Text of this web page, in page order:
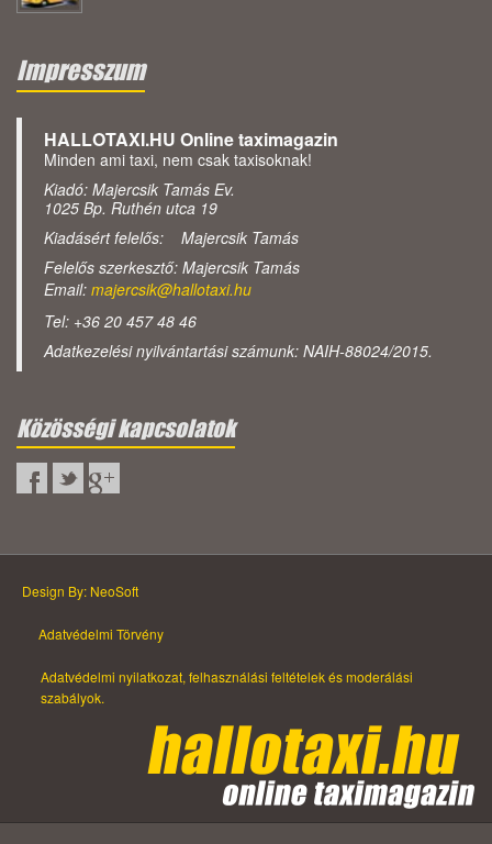
Impresszum
HALLOTAXI.HU Online taximagazin
Minden ami taxi, nem csak taxisoknak!
Kiadó: Majercsik Tamás Ev.
1025 Bp. Ruthén utca 19
Kiadásért felelős: Majercsik Tamás
Felelős szerkesztő: Majercsik Tamás
Email: majercsik@hallotaxi.hu
Tel: +36 20 457 48 46
Adatkezelési nyilvántartási számunk: NAIH-88024/2015.
Közösségi kapcsolatok
Design By: NeoSoft
Adatvédelmi Törvény
Adatvédelmi nyilatkozat, felhasználási feltételek és moderálási
szabályok.